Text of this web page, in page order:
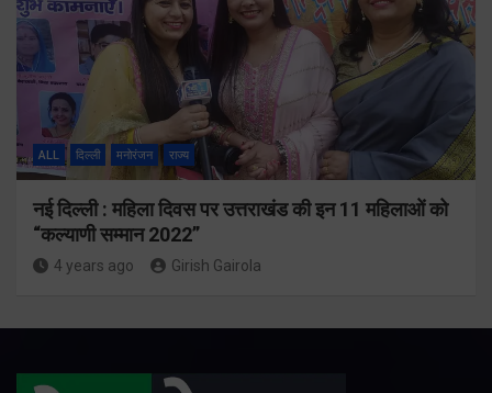
ALL दिल्ली मनोरंजन राज्य
नई दिल्ली : महिला दिवस पर उत्तराखंड की इन 11 महिलाओं को
“कल्याणी सम्मान 2022”
4 years ago Girish Gairola